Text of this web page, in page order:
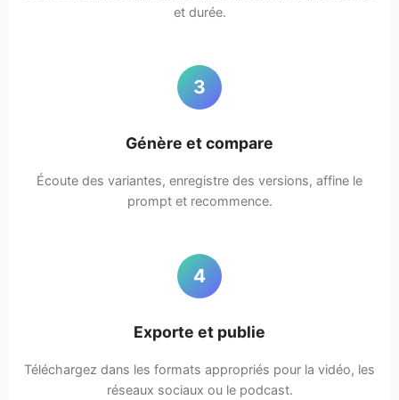
et durée.
3
Génère et compare
Écoute des variantes, enregistre des versions, affine le
prompt et recommence.
4
Exporte et publie
Téléchargez dans les formats appropriés pour la vidéo, les
réseaux sociaux ou le podcast.